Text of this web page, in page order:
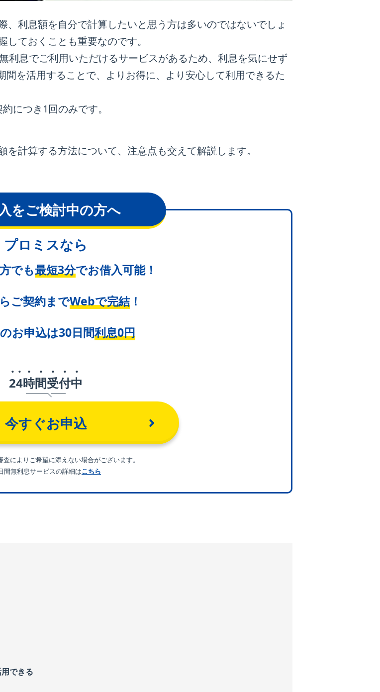
、利息額を自分で計算したいと思う方は多いのではないでしょ
ておくことも重要なのです。
利息でご利用いただけるサービスがあるため、利息を気にせず
を活用することで、よりお得に、より安心して利用できるた
につき1回のみです。
計算する方法について、注意点も交えて解説します。
をご検討中の方へ
プロミスなら
でも最短3分でお借入可能！
ご契約までWebで完結！
お申込は30日間利息0円
24時間受付中
今すぐお申込
によりご希望に添えない場合がございます。
間無利息サービスの詳細はこちら
できる